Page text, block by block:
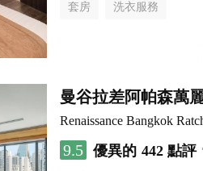
套房 洗衣服務
曼谷拉差阿帕森萬
Renaissance Bangkok
9.5 優異的 442 點評